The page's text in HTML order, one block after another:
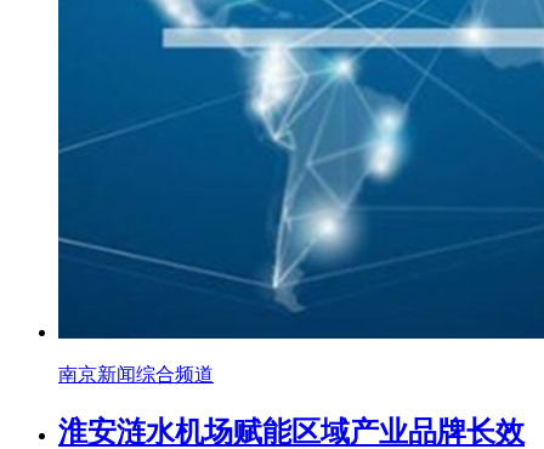
南京新闻综合频道
淮安涟水机场赋能区域产业品牌长效